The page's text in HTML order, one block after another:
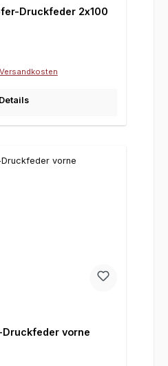
Druckfeder 2x100
Details
Druckfeder vorne